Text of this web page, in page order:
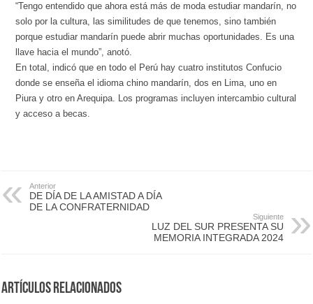
“Tengo entendido que ahora está más de moda estudiar mandarín, no
solo por la cultura, las similitudes de que tenemos, sino también
porque estudiar mandarín puede abrir muchas oportunidades. Es una
llave hacia el mundo”, anotó.
En total, indicó que en todo el Perú hay cuatro institutos Confucio
donde se enseña el idioma chino mandarín, dos en Lima, uno en
Piura y otro en Arequipa. Los programas incluyen intercambio cultural
y acceso a becas.
Anterior
DE DÍA DE LA AMISTAD A DÍA
DE LA CONFRATERNIDAD
Siguiente
LUZ DEL SUR PRESENTA SU
MEMORIA INTEGRADA 2024
Artículos Relacionados